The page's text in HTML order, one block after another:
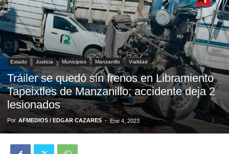
Estado Justicia Municipios Manzanillo Vialidad
Tráiler se quedó sin frenos en Libramiento
Tapeixtles de Manzanillo; accidente deja 2
lesionados
Por AFMEDIOS / EDGAR CAZARES - Ene 4, 2023